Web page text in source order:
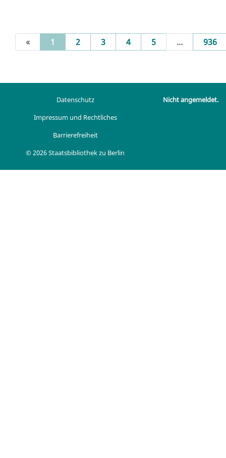
« 1 (current)
2 3 4 5 ... 936
Datenschutz
Impressum und Rechtliches
Barrierefreiheit
© 2026 Staatsbibliothek zu Berlin
Nicht angemeldet.